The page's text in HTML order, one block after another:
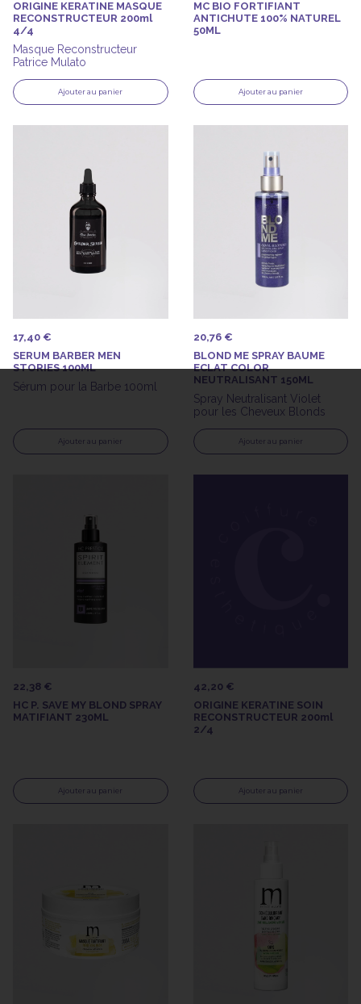
ORIGINE KERATINE MASQUE
RECONSTRUCTEUR 200ml
4/4
Masque Reconstructeur
Patrice Mulato
Ajouter au panier
MC BIO FORTIFIANT
ANTICHUTE 100% NATUREL
50ML
Ajouter au panier
17,40 €
SERUM BARBER MEN
STORIES 100ML
Sérum pour la Barbe 100ml
Ajouter au panier
20,76 €
BLOND ME SPRAY BAUME
ECLAT COLOR
NEUTRALISANT 150ML
Spray Neutralisant Violet
pour les Cheveux Blonds
Ajouter au panier
22,38 €
HC P. SAVE MY BLOND SPRAY
MATIFIANT 230ML
Ajouter au panier
42,20 €
ORIGINE KERATINE SOIN
RECONSTRUCTEUR 200ml
2/4
Ajouter au panier